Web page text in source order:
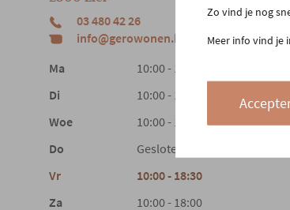
03 480 42 26
info@gerowonen.be
Ma
10:00 - 18:30
Di
10:00 - 18:30
Woe
10:00 - 18:30
Do
Gesloten
Vr
10:00 - 18:30
Za
10:00 - 18:00
Zo vind je nog
Meer info vind je